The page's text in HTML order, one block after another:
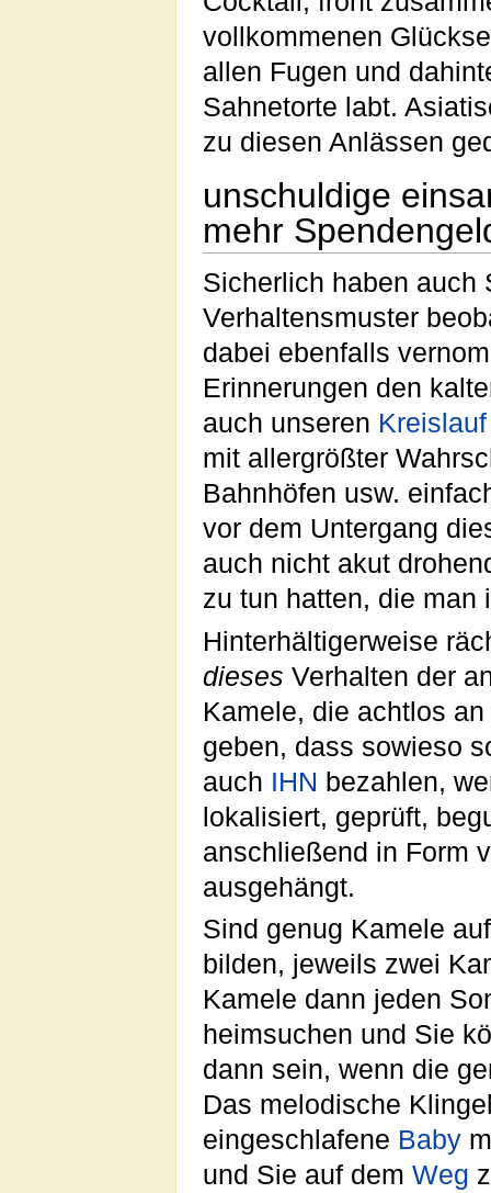
vollkommenen
allen Fugen und
Sahnetorte labt.
zu diesen Anlässen
unschuldige
mehr
Sicherlich haben auch
Verhaltensmuster
dabei ebenfalls
Erinnerungen den
auch unseren Kreislauf
mit allergrößter
Bahnhöfen usw.
vor dem Untergang
auch nicht akut
zu tun hatten, die man
Hinterhältigerweise
dieses Verhalten der
Kamele, die achtlos an
geben, dass sowieso
auch IHN bezahlen,
lokalisiert, geprüft,
anschließend in Form
ausgehängt.
Sind genug Kamele
bilden, jeweils zwei
Kamele dann jeden
heimsuchen und Sie
dann sein, wenn die
Das melodische
eingeschlafene Baby
und Sie auf dem Weg